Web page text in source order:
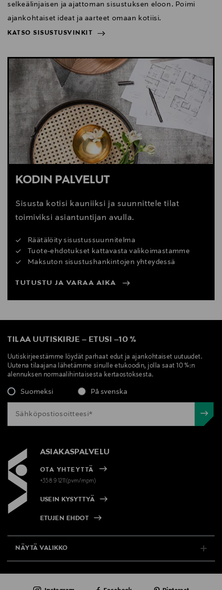
selkeälinjaisen ja ajattoman sisustuksen eloon. Poimi
ajankohtaiset ideat ja aarteet omaan kotiisi.
KATSO SISUSTUSVINKIT
KATSO SISUSTUSVINKIT
KODIN PALVELUT
Sisusta kotisi kauniiksi ja suunnittele tilat
toimiviksi asiantuntijan avulla.
Räätälöity sisustussuunnitelma
Tuote-ehdotukset kattavasta valikoimastamme
Maksuton sisustushankintojen yhteydessä
TUTUSTU JA VARAA AIKA
TILAA UUTISKIRJE – ETUSI –10 %
Uutiskirjeestämme löydät parhaat edut ja ajankohtaiset uutuudet.
Uutena tilaajana lähetämme sinulle etukoodin, jolla saat 10 %:n
alennuksen normaalihintaisesta kertaostoksesta.
Suomeksi På svenska
ASIAKASPALVELU
OTA YHTEYTTÄ
+358 9 1211(pvm/mpm)
USEIN KYSYTTYÄ
ETUJEN EHDOT
NÄYTÄ VALIKKO